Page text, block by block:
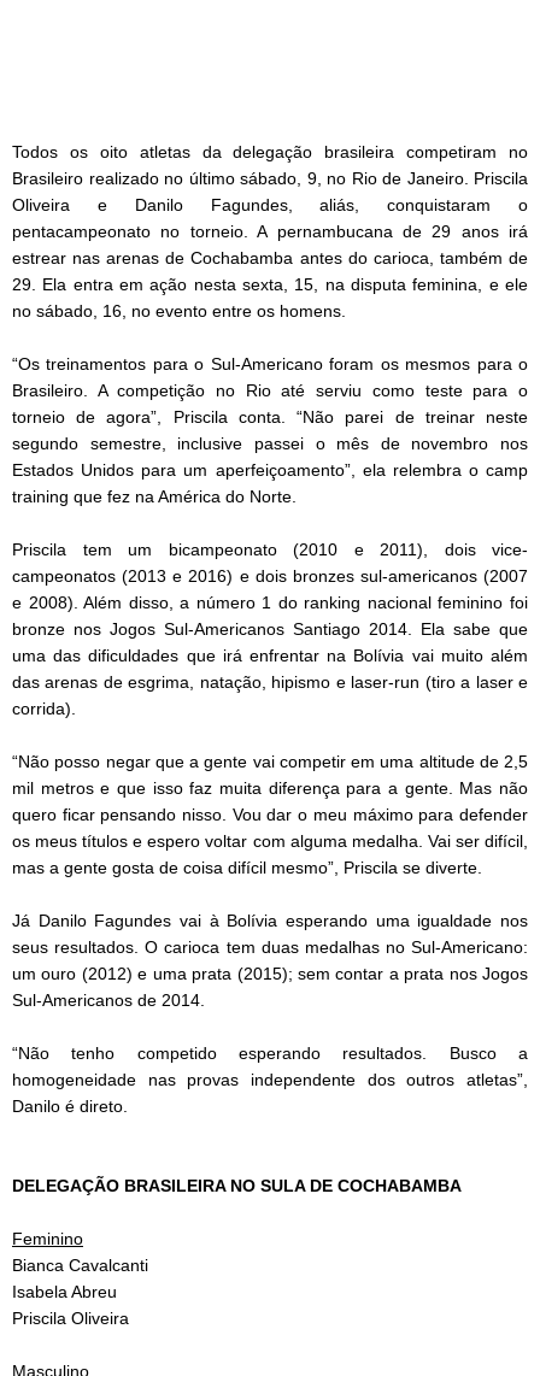
Todos os oito atletas da delegação brasileira competiram no
Brasileiro realizado no último sábado, 9, no Rio de Janeiro. Priscila
Oliveira e Danilo Fagundes, aliás, conquistaram o
pentacampeonato no torneio. A pernambucana de 29 anos irá
estrear nas arenas de Cochabamba antes do carioca, também de
29. Ela entra em ação nesta sexta, 15, na disputa feminina, e ele
no sábado, 16, no evento entre os homens.
“Os treinamentos para o Sul-Americano foram os mesmos para o
Brasileiro. A competição no Rio até serviu como teste para o
torneio de agora”, Priscila conta. “Não parei de treinar neste
segundo semestre, inclusive passei o mês de novembro nos
Estados Unidos para um aperfeiçoamento”, ela relembra o camp
training que fez na América do Norte.
Priscila tem um bicampeonato (2010 e 2011), dois vice-
campeonatos (2013 e 2016) e dois bronzes sul-americanos (2007
e 2008). Além disso, a número 1 do ranking nacional feminino foi
bronze nos Jogos Sul-Americanos Santiago 2014. Ela sabe que
uma das dificuldades que irá enfrentar na Bolívia vai muito além
das arenas de esgrima, natação, hipismo e laser-run (tiro a laser e
corrida).
“Não posso negar que a gente vai competir em uma altitude de 2,5
mil metros e que isso faz muita diferença para a gente. Mas não
quero ficar pensando nisso. Vou dar o meu máximo para defender
os meus títulos e espero voltar com alguma medalha. Vai ser difícil,
mas a gente gosta de coisa difícil mesmo”, Priscila se diverte.
Já Danilo Fagundes vai à Bolívia esperando uma igualdade nos
seus resultados. O carioca tem duas medalhas no Sul-Americano:
um ouro (2012) e uma prata (2015); sem contar a prata nos Jogos
Sul-Americanos de 2014.
“Não tenho competido esperando resultados. Busco a
homogeneidade nas provas independente dos outros atletas”,
Danilo é direto.
DELEGAÇÃO BRASILEIRA NO SULA DE COCHABAMBA
Feminino
Bianca Cavalcanti
Isabela Abreu
Priscila Oliveira
Masculino